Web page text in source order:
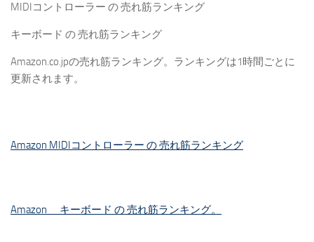
MIDIコントローラー の 売れ筋ランキング
キーボード の 売れ筋ランキング
Amazon.co.jpの売れ筋ランキング。ランキングは1時間ごとに
更新されます。
Amazon MIDIコントローラー の 売れ筋ランキング
Amazon キーボード の 売れ筋ランキング。